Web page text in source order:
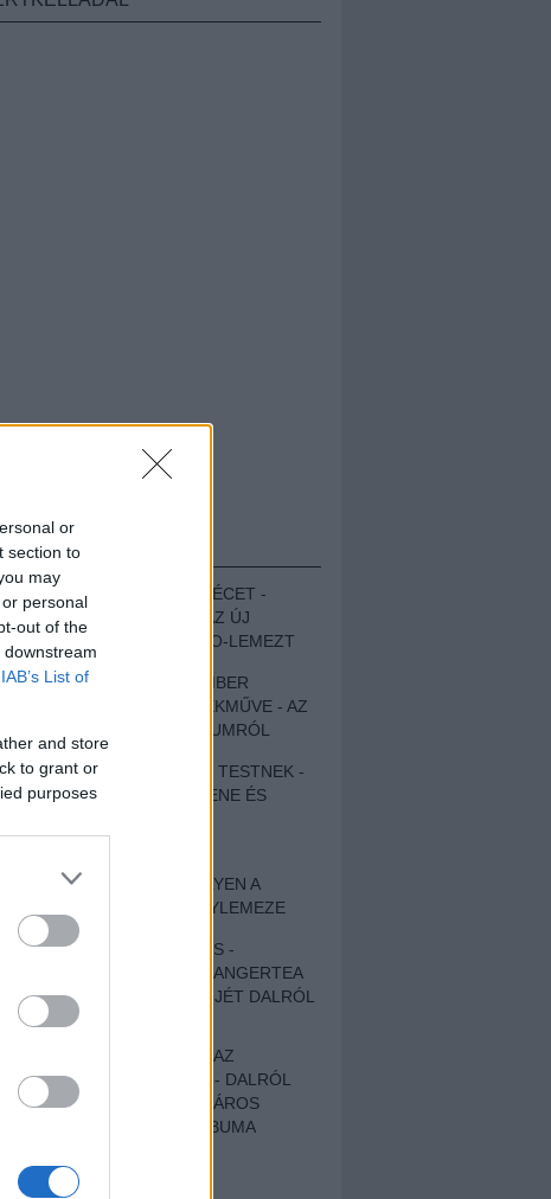
or
section to
may
personal
out of the
IAB’s List of
and store
to grant or
purposes
HALLGASD!
MEGUGROTTÁK A LÉCET -
MEGHALLGATTUK AZ ÚJ
PROTEST THE HERO-LEMEZT
EGY DÜHÖS VÉNEMBER
UNIVERZÁLIS REMEKMŰVE - AZ
ÚJ BOB DYLAN-ALBUMRÓL
ZENE LÉLEKNEK ÉS TESTNEK -
AUTENTIKUS NÉPZENE ÉS
SZOMORKODÁS - ILYEN A
KATATONIA ÚJ NAGYLEMEZE
CROCODILE NERVES -
HALLGASD MEG AZ ANGERTEA
MA MEGJELENT EP-JÉT DALRÓL
DALRA!
A FELELŐSSÉGTŐL AZ
ELLOPOTT FÖLDIG - DALRÓL
DALRA A KÉPZELT VÁROS
SAMIZDAT CÍMŰ ALBUMA